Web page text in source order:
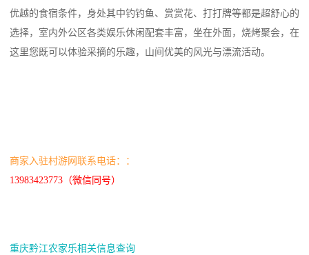
优越的食宿条件，身处其中钓钓鱼、赏赏花、打打牌等都是超舒心的
选择，室内外公区各类娱乐休闲配套丰富，坐在外面，烧烤聚会，在
这里您既可以体验采摘的乐趣，山间优美的风光与漂流活动。
商家入驻村游网联系电话：：
13983423773（微信同号）
重庆黔江农家乐相关信息查询